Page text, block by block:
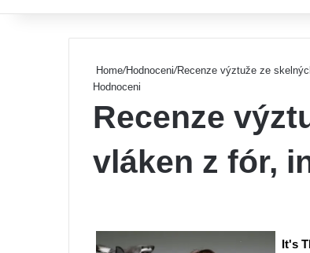
Home/Hodnoceni/Recenze výztuže ze
Hodnoceni
Recenze
vláken z fór,